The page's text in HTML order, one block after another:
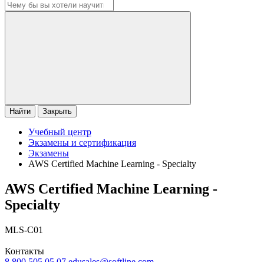
Найти Закрыть
Учебный центр
Экзамены и сертификация
Экзамены
AWS Certified Machine Learning - Specialty
AWS Certified Machine Learning -
Specialty
MLS-C01
Контакты